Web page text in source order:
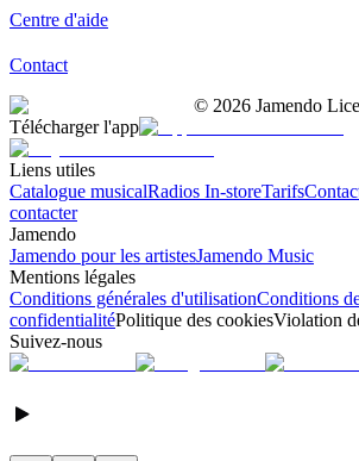
Centre d'aide
Contact
© 2026 Jamendo
Télécharger l'app
Liens utiles
Catalogue musicalRadios In-storeTarifs
contacter
Jamendo
Jamendo pour les artistesJamendo Music
Mentions légales
Conditions générales d'utilisationConditions
confidentialitéPolitique des cookiesViolation
Suivez-nous